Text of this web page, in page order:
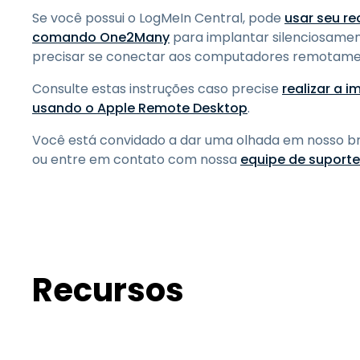
Se você possui o LogMeIn Central, pode usar seu
comando One2Many para implantar
precisar se conectar aos computadores
Consulte estas instruções caso precise realizar a
usando o Apple Remote Desktop.
Você está convidado a dar uma olhada em nosso
ou entre em contato com nossa equipe de suporte
Recursos